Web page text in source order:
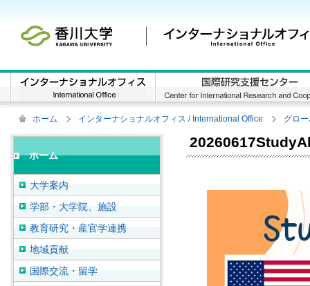
ホーム インターナショナルオフィス / International Office グロ
ホーム
大学案内
学部・大学院、施設
教育研究・産官学連携
地域貢献
国際交流・留学